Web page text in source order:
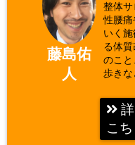
藤島佑
人
整体
性腰
いく
る体
のこ
歩きな
こち